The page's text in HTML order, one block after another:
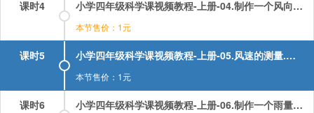
课时4 小学四年级科学课视频教程-上册-04.制作一个风向标.mp4
本节售价：1元
课时5 小学四年级科学课视频教程-上册-05.风速的测量.mp4
本节售价：1元
课时6 小学四年级科学课视频教程-上册-06.制作一个雨量器.mp4